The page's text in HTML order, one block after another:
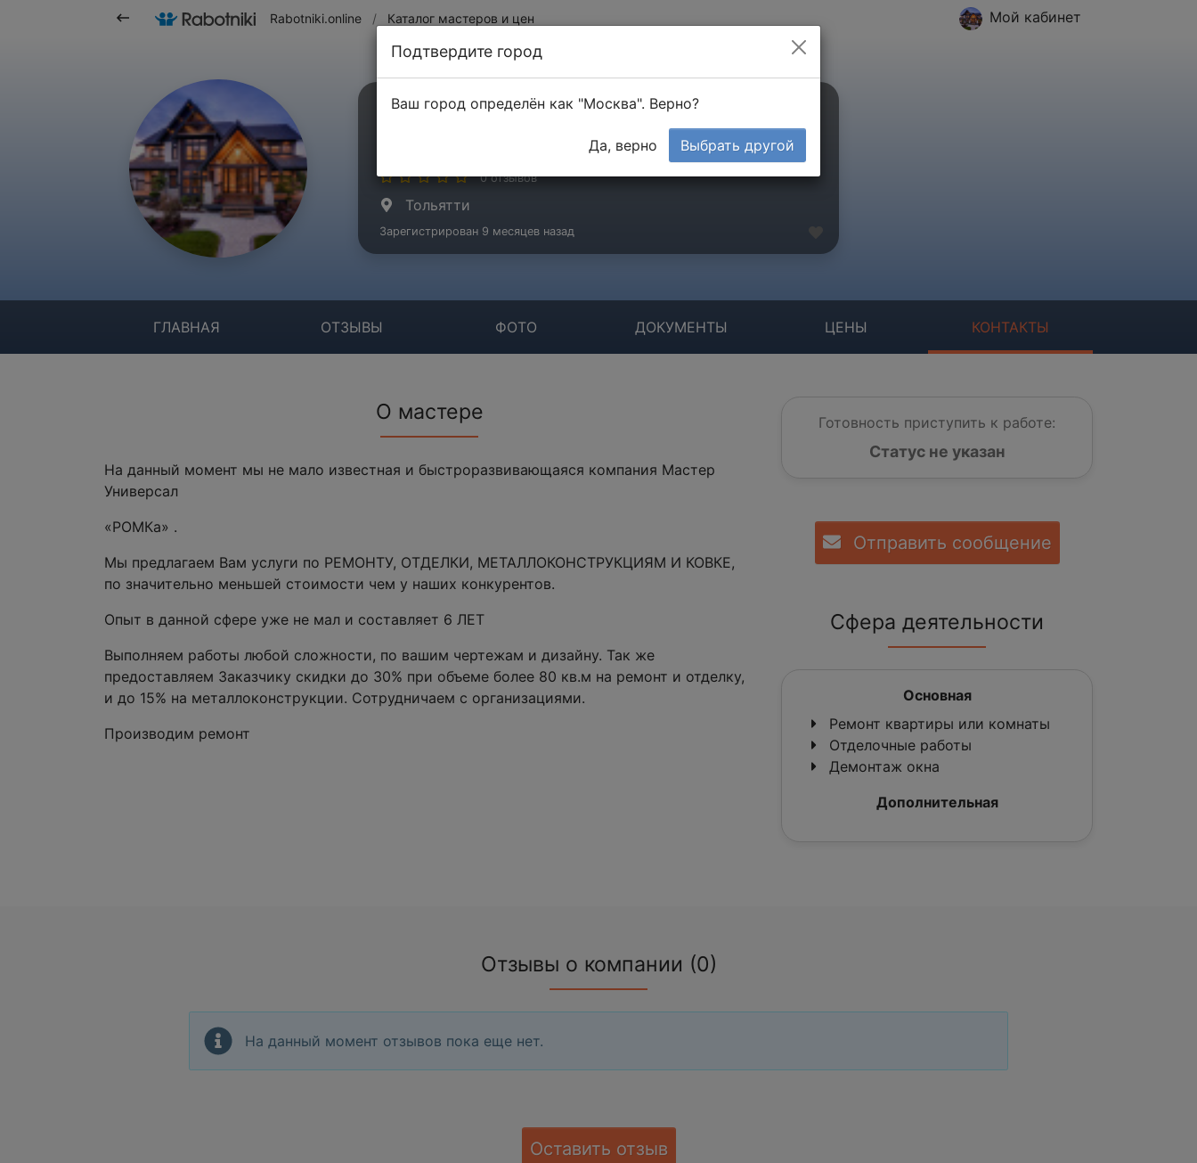
Rabotniki.online / Каталог мастеров и цен Мой кабинет
ООО РОМКа
0 отзывов
Тольятти
Зарегистрирован 9 месяцев назад
ГЛАВНАЯ ОТЗЫВЫ ФОТО ДОКУМЕНТЫ ЦЕНЫ КОНТАКТЫ
О мастере
На данный момент мы не мало известная и быстроразвивающаяся компания Мастер
Универсал
«РОМКа» .
Мы предлагаем Вам услуги по РЕМОНТУ, ОТДЕЛКИ, МЕТАЛЛОКОНСТРУКЦИЯМ И КОВКЕ,
по значительно меньшей стоимости чем у наших конкурентов.
Опыт в данной сфере уже не мал и составляет 6 ЛЕТ
Выполняем работы любой сложности, по вашим чертежам и дизайну. Так же
предоставляем Заказчику скидки до 30% при объеме более 80 кв.м на ремонт и отделку,
и до 15% на металлоконструкции. Сотрудничаем с организациями.
Производим ремонт
Готовность приступить к работе:
Статус не указан
Отправить сообщение
Сфера деятельности
Основная
Ремонт квартиры или комнаты
Отделочные работы
Демонтаж окна
Дополнительная
Отзывы о компании (0)
На данный момент отзывов пока еще нет.
Оставить отзыв
Подтвердите город
Ваш город определён как "Москва". Верно?
Да, верно Выбрать другой